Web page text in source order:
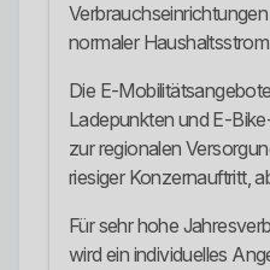
normaler
Die E-
Ladepunkten und E-
zur regionalen
riesiger Konzernauftritt,
Für sehr hohe
wird ein individuelles